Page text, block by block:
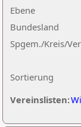
Ebene
Sortierung
Bundesland
Spgem./Kreis/
Vereinslisten: